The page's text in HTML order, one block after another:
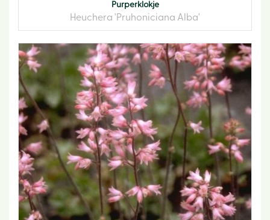
Purperklokje
Heuchera 'Pruhoniciana Alba'